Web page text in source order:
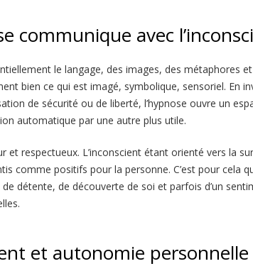
communique avec
le langage, des images, des métaphores
bien ce qui est imagé, symbolique, sensoriel. En
de sécurité ou de liberté, l’hypnose ouvre un
automatique par une autre plus utile.
respectueux. L’inconscient étant orienté vers la
comme positifs pour la personne. C’est pour cela
détente, de découverte de soi et parfois d’un
et autonomie personnelle